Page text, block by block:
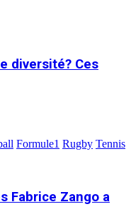
diversité? Ces
Formule1 Rugby Tennis
Fabrice Zango a